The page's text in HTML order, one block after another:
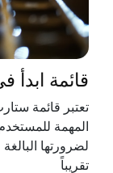
قائمة ابدأ
المهمة
لضرورتها
تقريباً